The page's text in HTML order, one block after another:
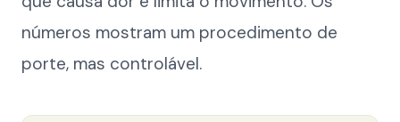
números mostram um procedimento de
porte, mas controlável.